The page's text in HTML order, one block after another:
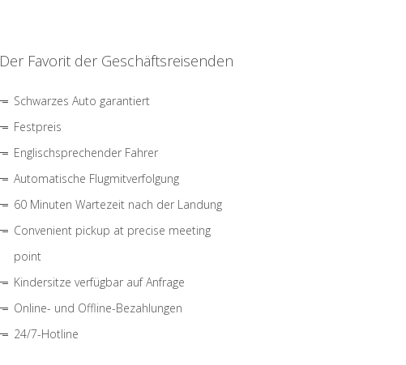
Der Favorit der Geschäftsreisenden
Schwarzes Auto garantiert
Festpreis
Englischsprechender Fahrer
Automatische Flugmitverfolgung
60 Minuten Wartezeit nach der Landung
Convenient pickup at precise meeting
point
Kindersitze verfügbar auf Anfrage
Online- und Offline-Bezahlungen
24/7-Hotline